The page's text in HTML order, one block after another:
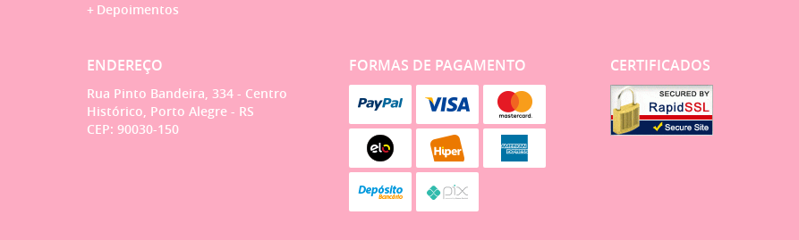
Depoimentos
ENDEREÇO
Rua Pinto Bandeira, 334 - Centro
Histórico, Porto Alegre - RS
CEP: 90030-150
FORMAS DE PAGAMENTO CERTIFICADOS